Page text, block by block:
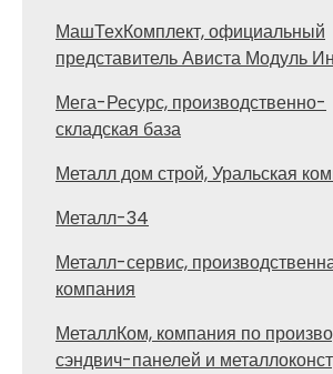
МашТехКомплект, официальный
представитель Ависта Модуль
Мега-Ресурс, производственно-
складская база
Металл дом строй, Уральская
Металл-34
Металл-сервис,
компания
МеталлКом, компания по
сэндвич-панелей и